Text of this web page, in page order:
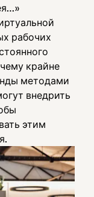
рабочих
крайне
методами
внедрить
этим